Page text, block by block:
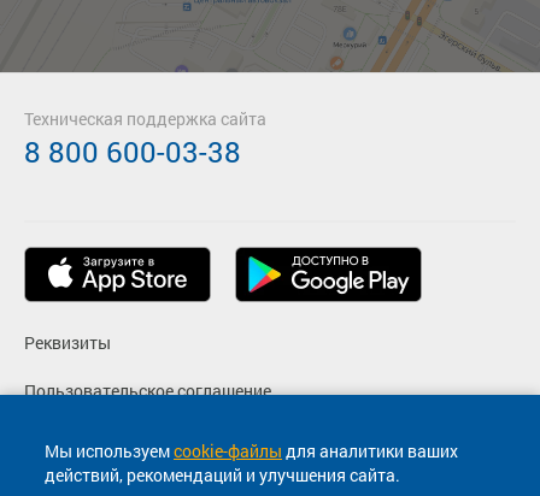
Мы используемcookie-файлы для аналитики ваших
действий, рекомендаций и улучшения сайта.
Реквизиты
Пользовательское соглашение
Политика конфиденциальности
Согласие на маркетинговые сообщения
Техническая поддержка сайта
8 800 600-03-38